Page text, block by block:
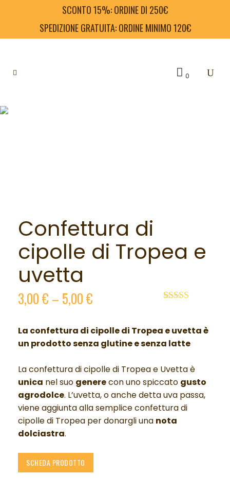
SCONTO 15%: ORDINE DI 250€
SPEDIZIONE GRATUITA: ORDINE MINIMO 120€
0
Confettura di
cipolle di Tropea e
uvetta
base di
recensioni
3,00€ – 5,00€
La confettura di cipolle di Tropea e uvetta è
un prodotto senza glutine e senza latte
La confettura di cipolle di Tropea e Uvetta è
unica nel suo generecon uno spiccato gusto
agrodolce. L’uvetta, o anche detta uva passa,
viene aggiunta alla semplice confettura di
cipolle di Tropea per donargli una nota
dolciastra.
SCHEDA PRODOTTO